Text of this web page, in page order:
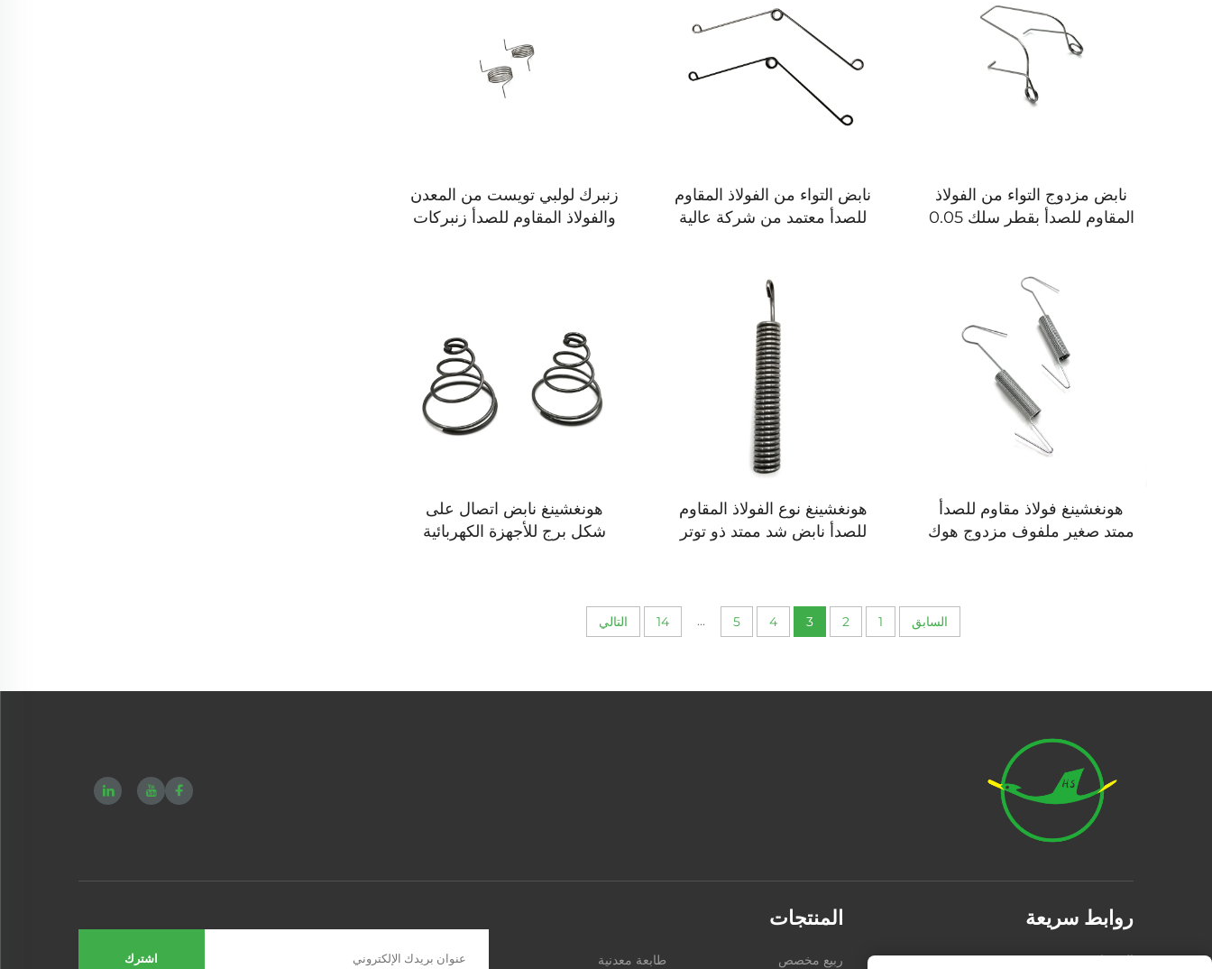
نابض مزدوج التواء من الفولاذ
المقاوم للصدأ بقطر سلك 0.05
نابض التواء من الفولاذ المقاوم
للصدأ معتمد من شركة عالية
زنبرك لولبي تويست من المعدن
والفولاذ المقاوم للصدأ زنبركات
هونغشينغ فولاذ مقاوم للصدأ
ممتد صغير ملفوف مزدوج هوك
هونغشينغ نوع الفولاذ المقاوم
للصدأ نابض شد ممتد ذو توتر
هونغشينغ نابض اتصال على
شكل برج للأجهزة الكهربائية
السابق 1
2
3
4
5
...
14 التالي
روابط سريعة
المنتجات من نحن
المنتجات
ربيع مخصص طابعة معدنية اشترك